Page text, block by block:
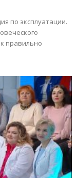
по эксплуатации.
правильно